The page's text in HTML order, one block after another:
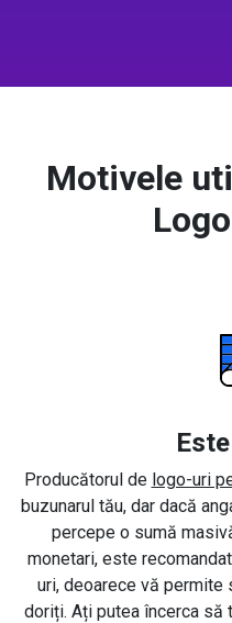
Motivele
Producătorul de logo-uri
buzunarul tău, dar dacă
percepe o sumă
monetari, este
uri, deoarece vă
doriți. Ați putea încerca